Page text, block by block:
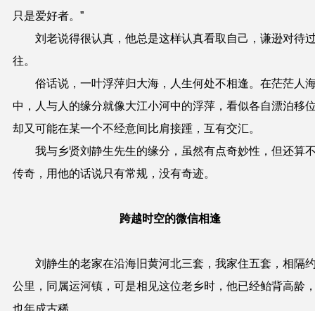
只是爱好者。”
刘老说得很认真，他总是这样认真看取自己，谦逊对待
往。
俗话说，一叶浮萍归大海，人生何处不相逢。在茫茫人
中，人与人的缘分就像大江小河中的浮萍，看似各自漂泊移
却又可能在某一个不经意间比肩接踵，互有交汇。
我与乡贤刘静生先生的缘分，虽然有点奇妙性，但还算
传奇，用他的话说只有常规，没有奇迹。
跨越时空的微信相逢
刘静生的老家在沿海旧黄河北三套，我家住五套，相隔
公里，同属运河镇，可是相见这位老乡时，他已经鲐背高龄
也年成古稀。